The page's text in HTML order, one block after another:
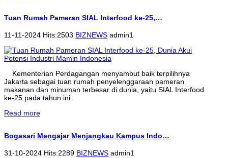
Tuan Rumah Pameran SIAL Interfood ke-25,…
11-11-2024 Hits:2503 BIZNEWS admin1
Kementerian Perdagangan menyambut baik terpilihnya
Jakarta sebagai tuan rumah penyelenggaraan pameran
makanan dan minuman terbesar di dunia, yaitu SIAL Interfood
ke-25 pada tahun ini.
Read more
Bogasari Mengajar Menjangkau Kampus Indo…
31-10-2024 Hits:2289 BIZNEWS admin1